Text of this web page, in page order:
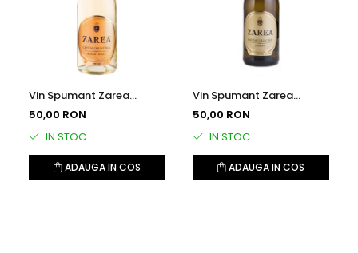
Vin Spumant Zarea
Crystal Collection, Alb
50,00 RON
IN STOC
ADAUGA IN COS
Vin Spumant Zarea
Crystal Collection, Alb
50,00 RON
IN STOC
ADAUGA IN COS